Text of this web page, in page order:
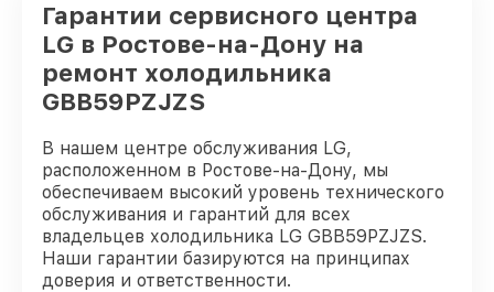
Гарантии сервисного центра
LG в Ростове-на-Дону на
ремонт холодильника
GBB59PZJZS
В нашем центре обслуживания LG,
расположенном в Ростове-на-Дону, мы
обеспечиваем высокий уровень технического
обслуживания и гарантий для всех
владельцев холодильника LG GBB59PZJZS.
Наши гарантии базируются на принципах
доверия и ответственности.